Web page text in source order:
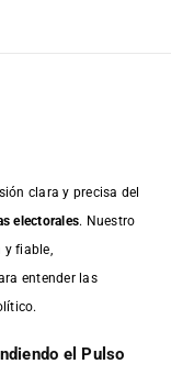
clara y precisa del
electorales. Nuestro
fiable,
entender las
el Pulso